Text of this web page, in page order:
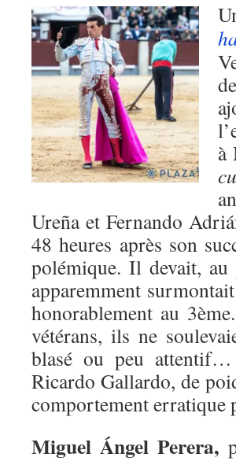
à
Ureña et Fernando
48 heures après son
polémique. Il devait, au
apparemment
honorablement au
vétérans, ils ne
blasé ou peu attentif…
Ricardo Gallardo, de
comportement
Miguel Ángel Perera,